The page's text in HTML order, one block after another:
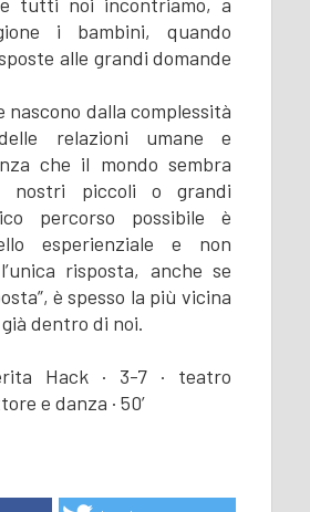
i bambini, quando
alle grandi domande
nascono dalla complessità
relazioni umane e
che il mondo sembra
nostri piccoli o grandi
percorso possibile è
esperienziale e non
risposta, anche se
è spesso la più vicina
dentro di noi.
Hack · 3-7 · teatro
e danza · 50’